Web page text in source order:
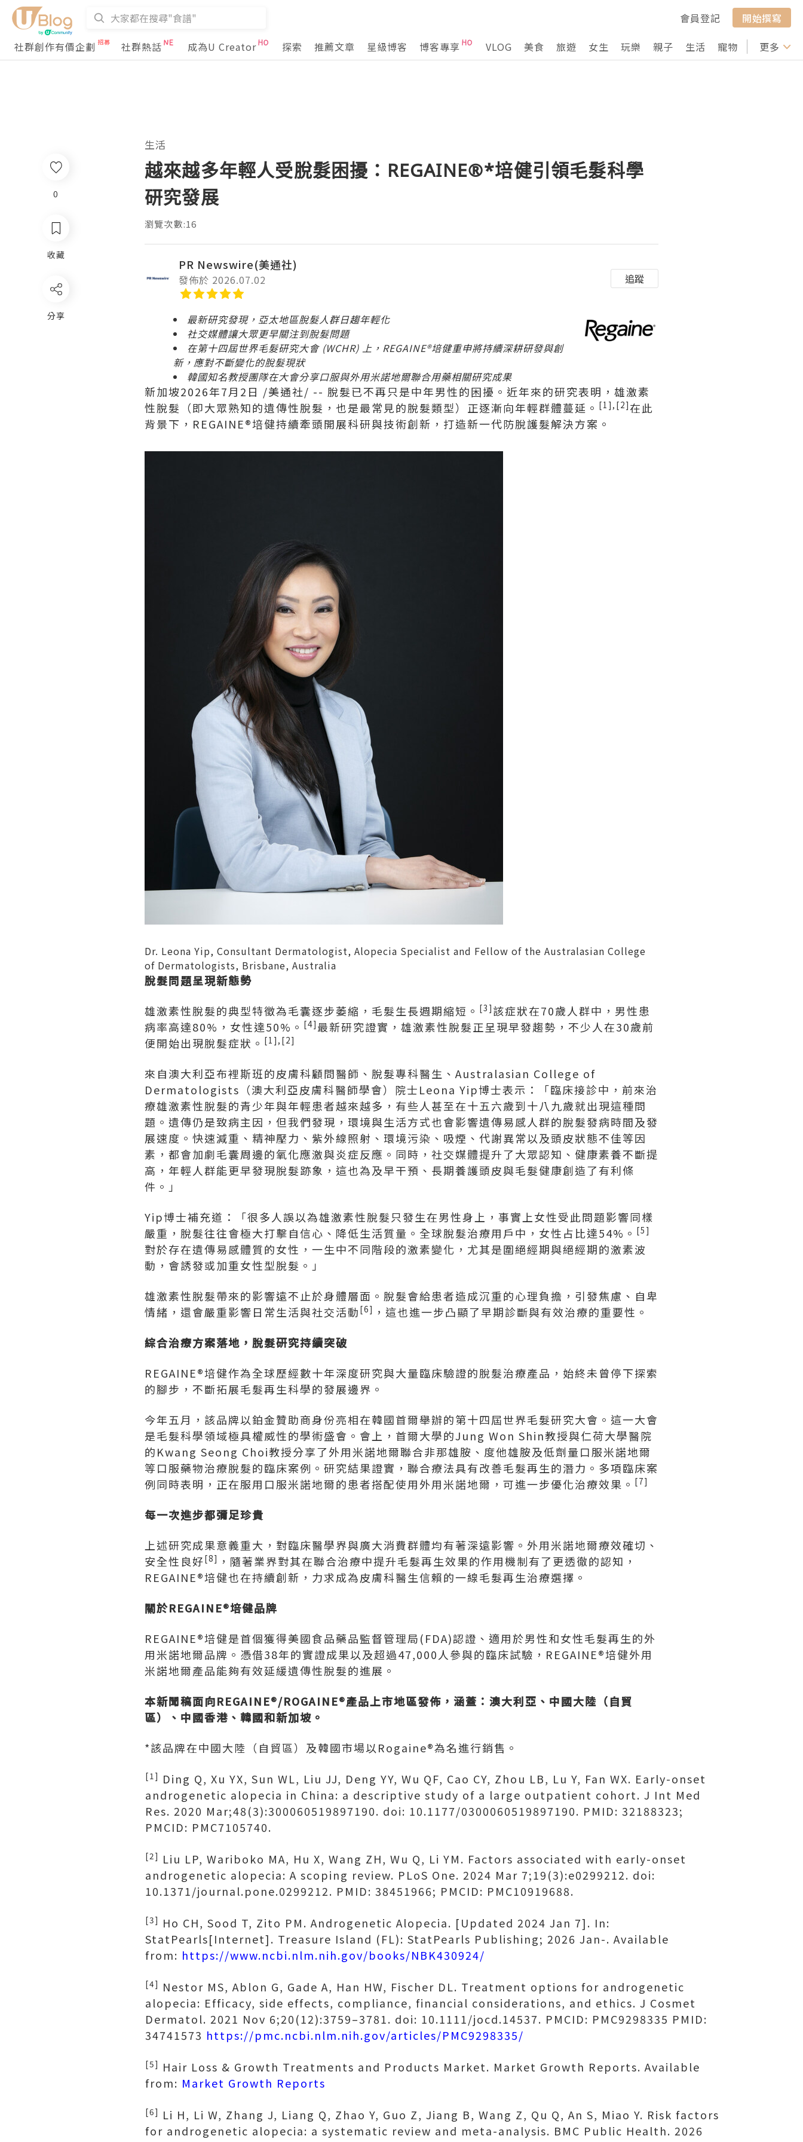
會員登記
開始撰寫
社群創作有價企劃
社群熱話 成為U Creator 探索 推薦文章 星級博客 博客專享 VLOG 美食 旅遊 女生 玩樂 親子 生活 寵物 行山 打卡
更多
0
收藏
分享
生活
越來越多年輕人受脫髮困擾：REGAINE®*培健引領毛髮科學
研究發展
瀏覽次數:16
PR Newswire(美通社)
發佈於 2026.07.02 追蹤
最新研究發現，亞太地區脫髮人群日趨年輕化
社交媒體讓大眾更早關注到脫髮問題
在第十四屆世界毛髮研究大會 (WCHR) 上， REGAINE®培健重申將持續深耕研發與創
新，應對不斷變化的脫髮現狀
韓國知名教授團隊在大會分享口服與外用米諾地爾聯合用藥相關研究成果
新加坡2026年7月2日 /美通社/ -- 脫髮已不再只是中年男性的困擾。近年來的研究表明，雄激素
性脫髮（即大眾熟知的遺傳性脫髮，也是最常見的脫髮類型）正逐漸向年輕群體蔓延。 [1],[2] 在此
背景下，REGAINE®培健持續牽頭開展科研與技術創新，打造新一代防脫護髮解決方案。
Dr. Leona Yip, Consultant Dermatologist, Alopecia Specialist and Fellow of the Australasian College
of Dermatologists, Brisbane, Australia
脫髮問題呈現新態勢
雄激素性脫髮的典型特徵為毛囊逐步萎縮，毛髮生長週期縮短。 [3] 該症狀在70歲人群中，男性患
病率高達80%，女性達50%。 [4] 最新研究證實，雄激素性脫髮正呈現早發趨勢，不少人在30歲前
便開始出現脫髮症狀。 [1],[2]
來自澳大利亞布裡斯班的皮膚科顧問醫師、脫髮專科醫生、Australasian College of
Dermatologists（澳大利亞皮膚科醫師學會）院士Leona Yip博士表示：「臨床接診中，前來治
療雄激素性脫髮的青少年與年輕患者越來越多，有些人甚至在十五六歲到十八九歲就出現這種問
題。遺傳仍是致病主因，但我們發現，環境與生活方式也會影響遺傳易感人群的脫髮發病時間及發
展速度。快速減重、精神壓力、紫外線照射、環境污染、吸煙、代謝異常以及頭皮狀態不佳等因
素，都會加劇毛囊周邊的氧化應激與炎症反應。同時，社交媒體提升了大眾認知、健康素養不斷提
高，年輕人群能更早發現脫髮跡象，這也為及早干預、長期養護頭皮與毛髮健康創造了有利條
件。」
Yip博士補充道：「很多人誤以為雄激素性脫髮只發生在男性身上，事實上女性受此問題影響同樣
嚴重，脫髮往往會極大打擊自信心、降低生活質量。全球脫髮治療用戶中，女性占比達54%。 [5]
對於存在遺傳易感體質的女性，一生中不同階段的激素變化，尤其是圍絕經期與絕經期的激素波
動，會誘發或加重女性型脫髮。」
雄激素性脫髮帶來的影響遠不止於身體層面。脫髮會給患者造成沉重的心理負擔，引發焦慮、自卑
情緒，還會嚴重影響日常生活與社交活動 [6] ，這也進一步凸顯了早期診斷與有效治療的重要性。
綜合治療方案落地，脫髮研究持續突破
REGAINE®培健作為全球歷經數十年深度研究與大量臨床驗證的脫髮治療產品，始終未曾停下探索
的腳步，不斷拓展毛髮再生科學的發展邊界。
今年五月，該品牌以鉑金贊助商身份亮相在韓國首爾舉辦的第十四屆世界毛髮研究大會。這一大會
是毛髮科學領域極具權威性的學術盛會。會上，首爾大學的Jung Won Shin教授與仁荷大學醫院
的Kwang Seong Choi教授分享了外用米諾地爾聯合非那雄胺、度他雄胺及低劑量口服米諾地爾
等口服藥物治療脫髮的臨床案例。研究結果證實，聯合療法具有改善毛髮再生的潛力。多項臨床案
例同時表明，正在服用口服米諾地爾的患者搭配使用外用米諾地爾，可進一步優化治療效果。 [7]
每一次進步都彌足珍貴
上述研究成果意義重大，對臨床醫學界與廣大消費群體均有著深遠影響。外用米諾地爾療效確切、
安全性良好[8] ，隨著業界對其在聯合治療中提升毛髮再生效果的作用機制有了更透徹的認知，
REGAINE®培健也在持續創新，力求成為皮膚科醫生信賴的一線毛髮再生治療選擇。
關於REGAINE®培健品牌
REGAINE®培健是首個獲得美國食品藥品監督管理局(FDA)認證、適用於男性和女性毛髮再生的外
用米諾地爾品牌。憑借38年的實證成果以及超過47,000人參與的臨床試驗，REGAINE®培健外用
米諾地爾產品能夠有效延緩遺傳性脫髮的進展。
本新聞稿面向REGAINE®/ROGAINE®產品上市地區發佈，涵蓋：澳大利亞、中國大陸（自貿
區）、中國香港、韓國和新加坡。
*該品牌在中國大陸（自貿區）及韓國市場以Rogaine®為名進行銷售。
[1] Ding Q, Xu YX, Sun WL, Liu JJ, Deng YY, Wu QF, Cao CY, Zhou LB, Lu Y, Fan WX. Early-onset
androgenetic alopecia in China: a descriptive study of a large outpatient cohort. J Int Med
Res. 2020 Mar;48(3):300060519897190. doi: 10.1177/0300060519897190. PMID: 32188323;
PMCID: PMC7105740.
[2] Liu LP, Wariboko MA, Hu X, Wang ZH, Wu Q, Li YM. Factors associated with early-onset
androgenetic alopecia: A scoping review. PLoS One. 2024 Mar 7;19(3):e0299212. doi:
10.1371/journal.pone.0299212. PMID: 38451966; PMCID: PMC10919688.
[3] Ho CH, Sood T, Zito PM. Androgenetic Alopecia. [Updated 2024 Jan 7]. In:
StatPearls[Internet]. Treasure Island (FL): StatPearls Publishing; 2026 Jan-. Available
from: https://www.ncbi.nlm.nih.gov/books/NBK430924/
[4] Nestor MS, Ablon G, Gade A, Han HW, Fischer DL. Treatment options for androgenetic
alopecia: Efficacy, side effects, compliance, financial considerations, and ethics. J Cosmet
Dermatol. 2021 Nov 6;20(12):3759–3781. doi: 10.1111/jocd.14537. PMCID: PMC9298335 PMID:
34741573 https://pmc.ncbi.nlm.nih.gov/articles/PMC9298335/
[5] Hair Loss & Growth Treatments and Products Market. Market Growth Reports. Available
from: Market Growth Reports
[6] Li H, Li W, Zhang J, Liang Q, Zhao Y, Guo Z, Jiang B, Wang Z, Qu Q, An S, Miao Y. Risk factors
for androgenetic alopecia: a systematic review and meta-analysis. BMC Public Health. 2026